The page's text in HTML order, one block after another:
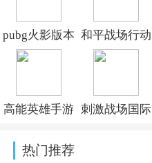
pubg火影版本
国际服v4.5.4最
和平战场行动
手游最新版
高能英雄手游 刺激战场国际
热门推荐